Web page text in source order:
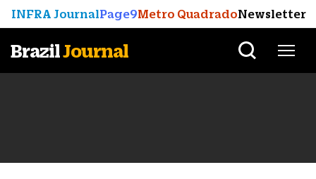
INFRA JournalPage9Metro QuadradoNewsletter
BrazilJournal